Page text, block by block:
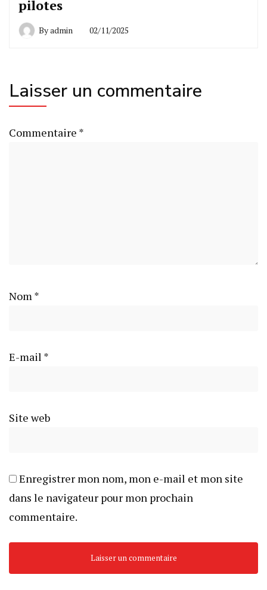
pilotes
Byadmin 02/11/2025
Laisser un commentaire
Commentaire *
Nom *
E-mail *
Site web
Enregistrer mon nom, mon e-mail et mon site
dans le navigateur pour mon prochain
commentaire.